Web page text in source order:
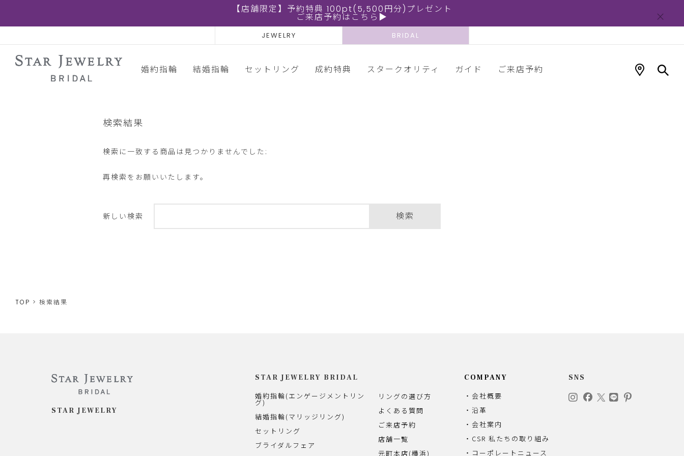
【店舗限定】予約特典 100pt(5,500円分)プレゼント
ご来店予約はこちら▶
JEWELRY BRIDAL
婚約指輪 結婚指輪 セットリング 成約特典 スタークオリティ ガイド ご来店予約
検索結果
検索に一致する商品は見つかりませんでした:
再検索をお願いいたします。
新しい検索 検索
TOP 検索結果
STAR JEWELRY
STAR JEWELRY BRIDAL
婚約指輪(エンゲージメントリン
グ)
結婚指輪(マリッジリング)
セットリング
ブライダルフェア
リングの選び方
よくある質問
ご来店予約
店舗一覧
元町本店(横浜)
COMPANY
・会社概要
・沿革
・会社案内
・CSR 私たちの取り組み
・コーポレートニュース
SNS